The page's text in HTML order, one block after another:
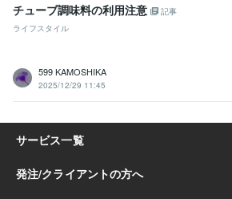
チューブ調味料の利用注意
記事
ライフスタイル
599 KAMOSHIKA
2025/12/29 11:45